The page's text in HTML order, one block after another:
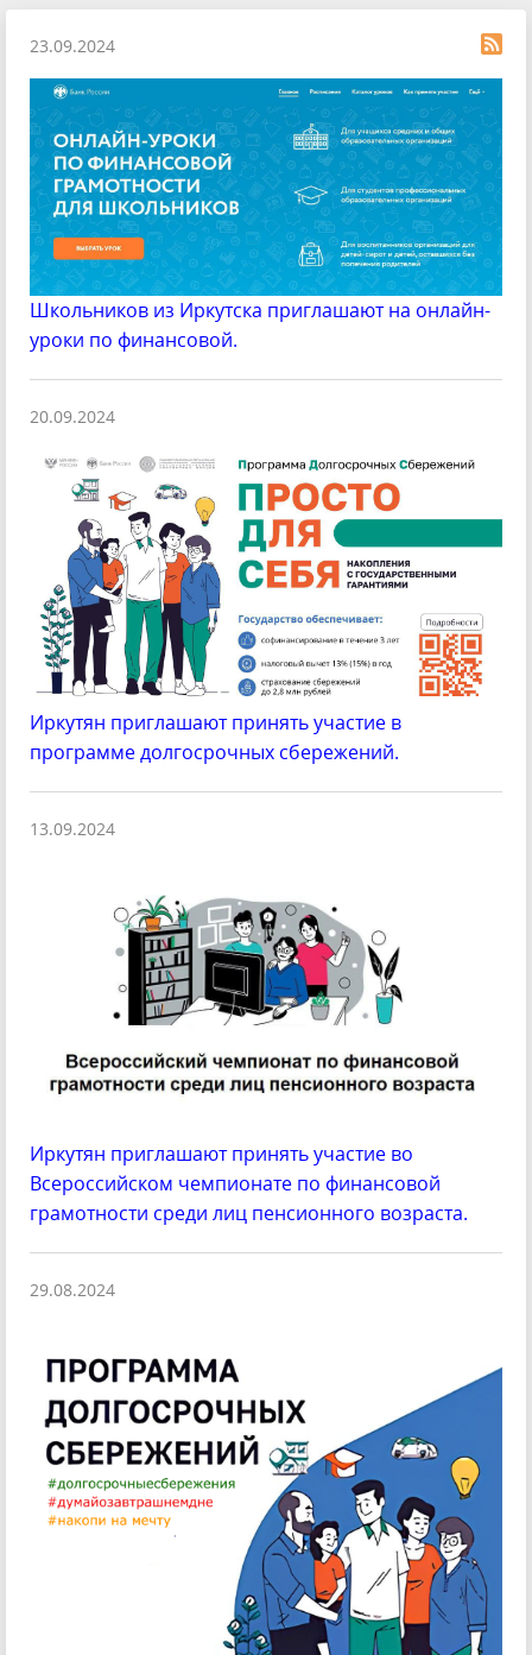
23.09.2024
Школьников из Иркутска приглашают на онлайн-
уроки по финансовой.
20.09.2024
Иркутян приглашают принять участие в
программе долгосрочных сбережений.
13.09.2024
Иркутян приглашают принять участие во
Всероссийском чемпионате по финансовой
грамотности среди лиц пенсионного возраста.
29.08.2024